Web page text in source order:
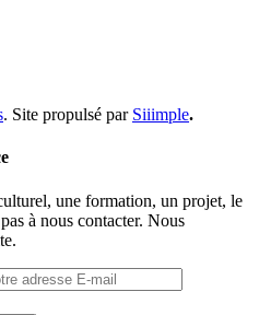
. Site propulsé par Siiimple.
une formation, un projet, le
à nous contacter. Nous